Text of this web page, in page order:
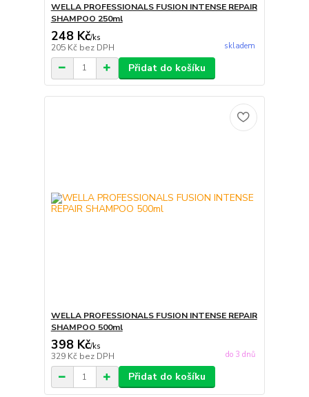
WELLA PROFESSIONALS FUSION INTENSE REPAIR
SHAMPOO 250ml
248 Kč/ks
205 Kč bez DPH skladem
Přidat do košíku
WELLA PROFESSIONALS FUSION INTENSE REPAIR
SHAMPOO 500ml
398 Kč/ks
329 Kč bez DPH do 3 dnů
Přidat do košíku